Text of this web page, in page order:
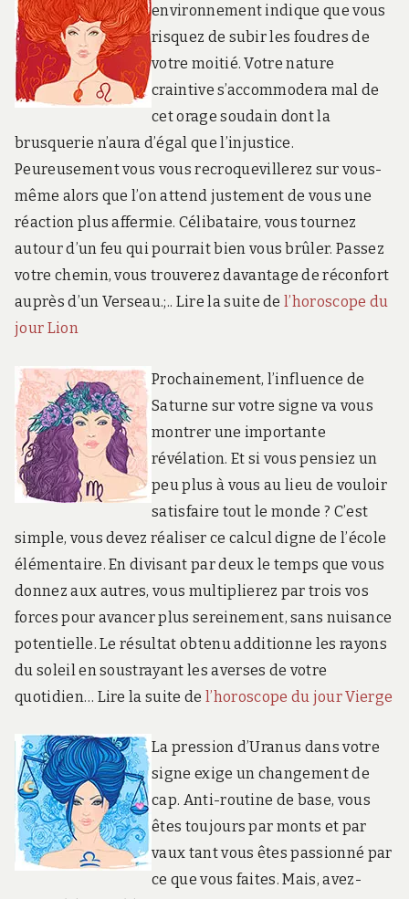
environnement indique que vous
risquez de subir les foudres de
votre moitié. Votre nature
craintive s’accommodera mal de
cet orage soudain dont la
brusquerie n’aura d’égal que l’injustice.
Peureusement vous vous recroquevillerez sur vous-
même alors que l’on attend justement de vous une
réaction plus affermie. Célibataire, vous tournez
autour d’un feu qui pourrait bien vous brûler. Passez
votre chemin, vous trouverez davantage de réconfort
auprès d’un Verseau.;.. Lire la suite del’horoscope du
jour Lion
Prochainement, l’influence de
Saturne sur votre signe va vous
montrer une importante
révélation. Et si vous pensiez un
peu plus à vous au lieu de vouloir
satisfaire tout le monde ? C’est
simple, vous devez réaliser ce calcul digne de l’école
élémentaire. En divisant par deux le temps que vous
donnez aux autres, vous multiplierez par trois vos
forces pour avancer plus sereinement, sans nuisance
potentielle. Le résultat obtenu additionne les rayons
du soleil en soustrayant les averses de votre
quotidien… Lire la suite de l’horoscope du jour Vierge
La pression d’Uranus dans votre
signe exige un changement de
cap. Anti-routine de base, vous
êtes toujours par monts et par
vaux tant vous êtes passionné par
ce que vous faites. Mais, avez-